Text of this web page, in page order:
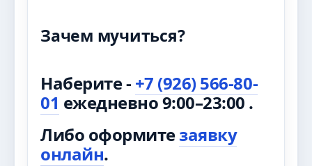
Зачем мучиться?
Наберите - +7 (926) 566-80-
01 ежедневно 9:00–23:00 .
Либо оформитезаявку
онлайн.